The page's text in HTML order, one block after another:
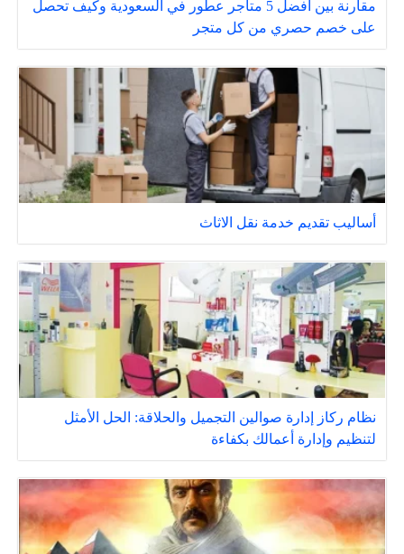
مقارنة بين أفضل 5 متاجر عطور في السعودية وكيف تحصل
على خصم حصري من كل متجر
أساليب تقديم خدمة نقل الاثاث
نظام ركاز إدارة صوالين التجميل والحلاقة: الحل الأمثل
لتنظيم وإدارة أعمالك بكفاءة